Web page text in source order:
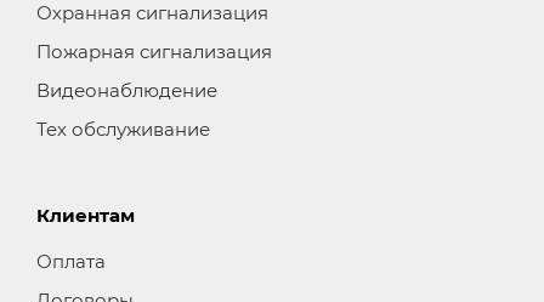
Охранная сигнализация
Пожарная сигнализация
Видеонаблюдение
Тех обслуживание
Клиентам
Оплата